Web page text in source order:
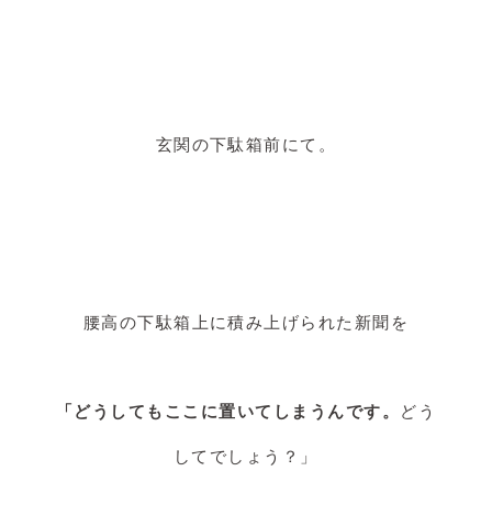
玄関の下駄箱前にて。
腰高の下駄箱上に積み上げられた新聞を
「どうしてもここに置いてしまうんです。 どう
してでしょう？」